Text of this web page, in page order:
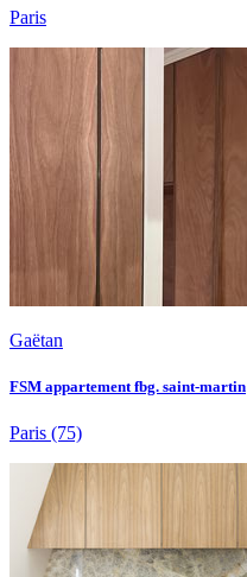
Paris
Gaëtan
FSM appartement fbg. saint-martin
Paris (75)